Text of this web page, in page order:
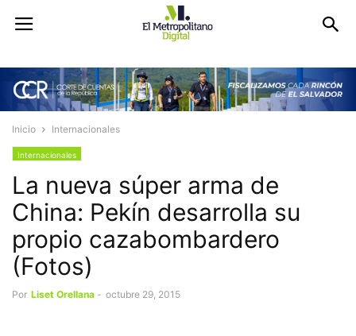
Inicio Internacionales
Internacionales
La nueva súper arma de
China: Pekín desarrolla su
propio cazabombardero
(Fotos)
Por Liset Orellana - octubre 29, 2015